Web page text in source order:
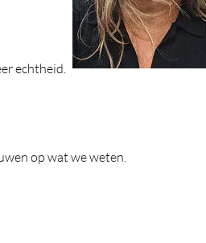
echtheid.
op wat we weten.